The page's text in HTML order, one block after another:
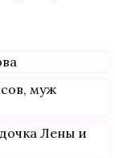
муж
Лены и